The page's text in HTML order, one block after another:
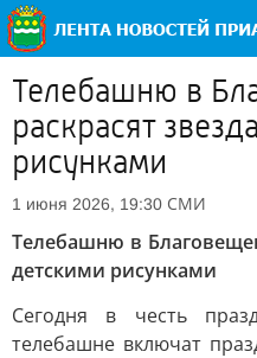
Телебашню в
раскрасят
рисунками
1 июня 2026, 19:30 СМИ
Телебашню в
детскими рисунками
Сегодня в честь
телебашне включат